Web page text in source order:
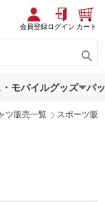
会員登録ログイン カート
モバイルグッズ バ
ツ販売一覧 スポーツ販